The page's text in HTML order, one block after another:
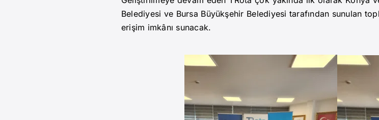
Belediyesi ve Bursa Büyükşehir Belediyesi tarafından sunulan
erişim imkânı sunacak.